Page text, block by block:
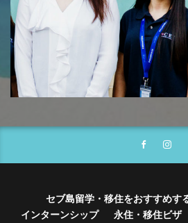
セブ島留学・移住をおすすめす
インターンシップ
永住・移住ビザ